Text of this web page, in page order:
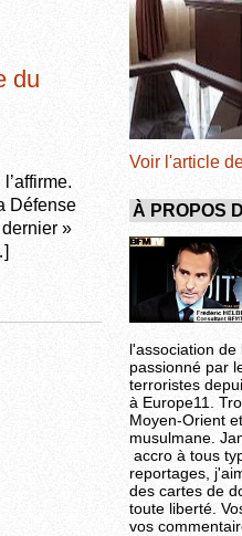
du
Défense
»
Voir l'article
À PROPOS
l'association de
passionné par
terroristes
à Europe11.
Moyen-Orient
musulmane.
accro à tous
reportages,
des cartes de
toute liberté.
vos